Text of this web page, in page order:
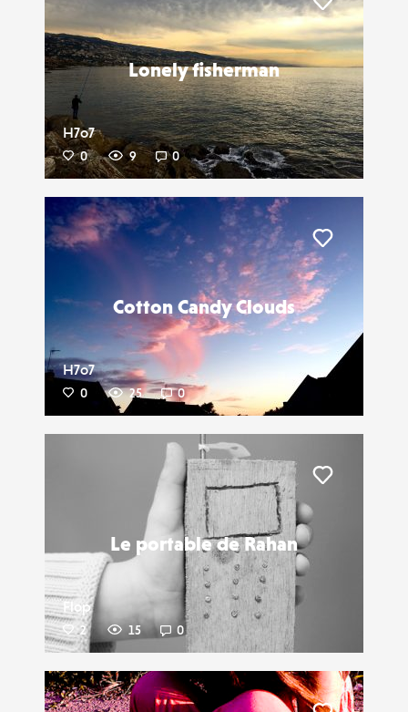
Lonely fisherman
H7o7
0 9 0
Liker
Cotton Candy Clouds
H7o7
0 25 0
Le portable de Rahan
Flop
2 15 0